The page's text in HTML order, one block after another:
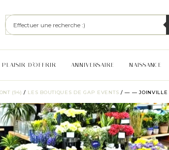
PLAISIR D’OFFRIR ANNIVERSAIRE NAISSANCE
(94) / LES BOUTIQUES DE GAP EVENTS / — — JOINVILLE